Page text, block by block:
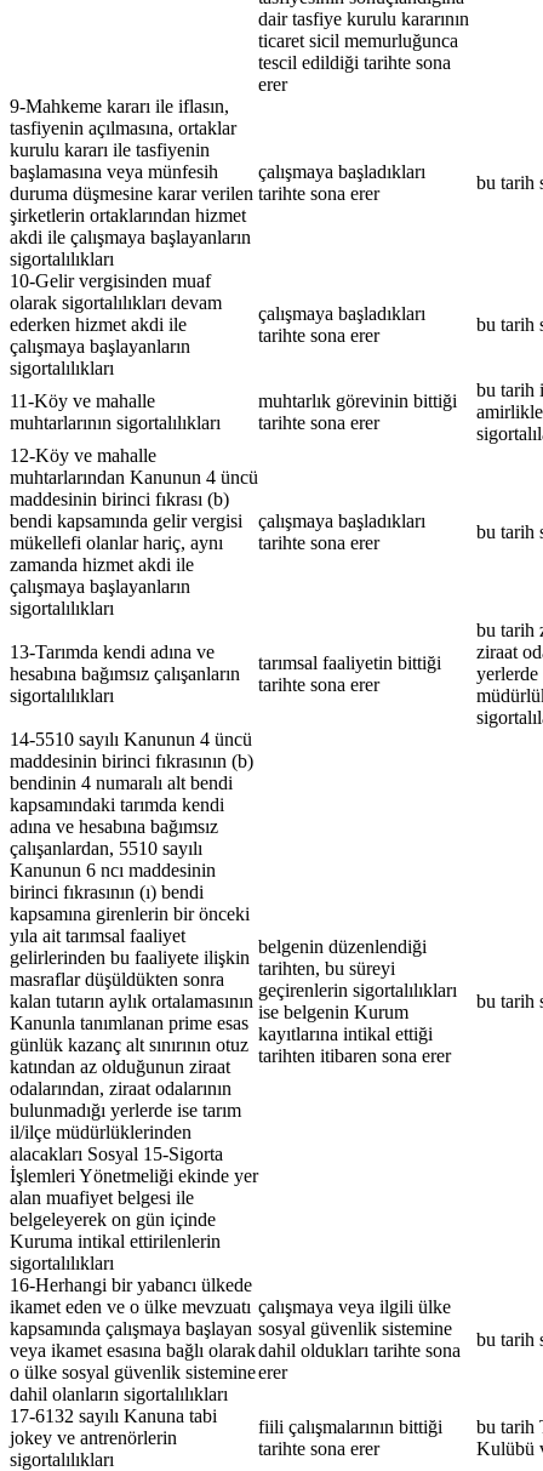
dair tasfiye kurulu kararının
ticaret sicil memurluğunca
tescil edildiği tarihte sona
erer
9-Mahkeme kararı ile iflasın,
tasfiyenin açılmasına, ortaklar
kurulu kararı ile tasfiyenin
başlamasına veya münfesih
duruma düşmesine karar verilen
şirketlerin ortaklarından hizmet
akdi ile çalışmaya başlayanların
sigortalılıkları
çalışmaya başladıkları
tarihte sona erer
bu tarih
10-Gelir vergisinden muaf
olarak sigortalılıkları devam
ederken hizmet akdi ile
çalışmaya başlayanların
sigortalılıkları
çalışmaya başladıkları
tarihte sona erer
bu tarih
11-Köy ve mahalle
muhtarlarının sigortalılıkları
muhtarlık görevinin bittiği
tarihte sona erer
bu tarih
12-Köy ve mahalle
muhtarlarından Kanunun 4 üncü
maddesinin birinci fıkrası (b)
bendi kapsamında gelir vergisi
mükellefi olanlar hariç, aynı
zamanda hizmet akdi ile
çalışmaya başlayanların
sigortalılıkları
çalışmaya başladıkları
tarihte sona erer
bu tarih
13-Tarımda kendi adına ve
hesabına bağımsız çalışanların
sigortalılıkları
tarımsal faaliyetin bittiği
tarihte sona erer
bu tarih
ziraat
yerlerde
14-5510 sayılı Kanunun 4 üncü
maddesinin birinci fıkrasının (b)
bendinin 4 numaralı alt bendi
kapsamındaki tarımda kendi
adına ve hesabına bağımsız
çalışanlardan, 5510 sayılı
Kanunun 6 ncı maddesinin
birinci fıkrasının (ı) bendi
kapsamına girenlerin bir önceki
yıla ait tarımsal faaliyet
gelirlerinden bu faaliyete ilişkin
masraflar düşüldükten sonra
kalan tutarın aylık ortalamasının
Kanunla tanımlanan prime esas
günlük kazanç alt sınırının otuz
katından az olduğunun ziraat
odalarından, ziraat odalarının
bulunmadığı yerlerde ise tarım
il/ilçe müdürlüklerinden
alacakları Sosyal 15-Sigorta
İşlemleri Yönetmeliği ekinde yer
alan muafiyet belgesi ile
belgeleyerek on gün içinde
Kuruma intikal ettirilenlerin
sigortalılıkları
belgenin düzenlendiği
tarihten, bu süreyi
geçirenlerin sigortalılıkları
ise belgenin Kurum
kayıtlarına intikal ettiği
tarihten itibaren sona erer
bu tarih
16-Herhangi bir yabancı ülkede
ikamet eden ve o ülke mevzuatı
kapsamında çalışmaya başlayan
veya ikamet esasına bağlı olarak
o ülke sosyal güvenlik sistemine
dahil olanların sigortalılıkları
çalışmaya veya ilgili ülke
sosyal güvenlik sistemine
dahil oldukları tarihte sona
erer
bu tarih
17-6132 sayılı Kanuna tabi
jokey ve antrenörlerin
sigortalılıkları
fiili çalışmalarının bittiği
tarihte sona erer
bu tarih
Kulübü